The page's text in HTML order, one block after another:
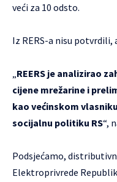
veći za 10 odsto.
Iz RERS-a nisu
„REERS je analizirao
cijene mrežarine i
kao većinskom
socijalnu politiku RS“,
Podsjećamo,
Elektroprivrede